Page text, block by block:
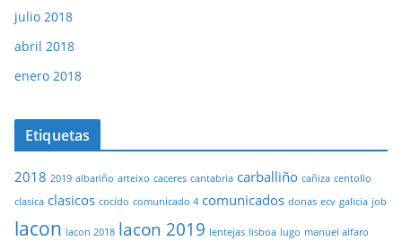
julio 2018
abril 2018
enero 2018
Etiquetas
2018 2019 albariño arteixo caceres cantabria carballiño cañiza centollo
clasica clasicos cocido comunicado 4 comunicados donas ecv galicia job
lacon lacon 2018 lacon 2019 lentejas lisboa lugo manuel alfaro